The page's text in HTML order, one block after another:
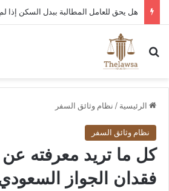
هل يحق للعامل المطالبة ببدل السكن إذا
بحث عن
الرئيسية / نظام وثائق السفر
نظام وثائق السفر
كل ما تريد معرفته
فقدان الجواز